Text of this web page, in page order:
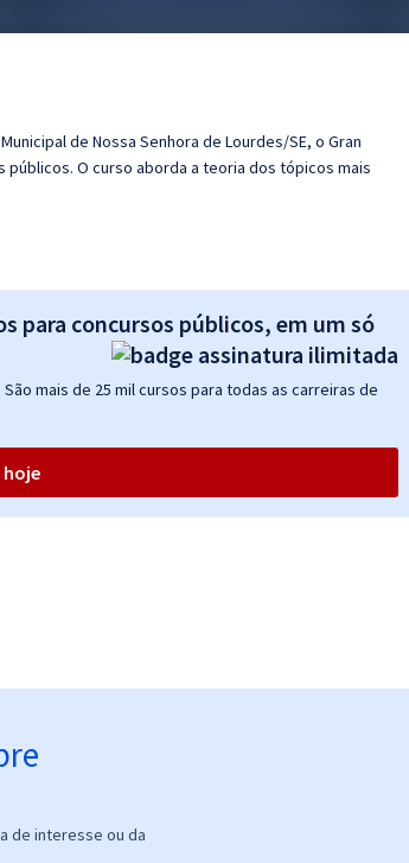
de Nossa Senhora de Lourdes/SE, o Gran
O curso aborda a teoria dos tópicos mais
para concursos públicos, em um só
mais de 25 mil cursos para todas as carreiras de
hoje
de interesse ou da